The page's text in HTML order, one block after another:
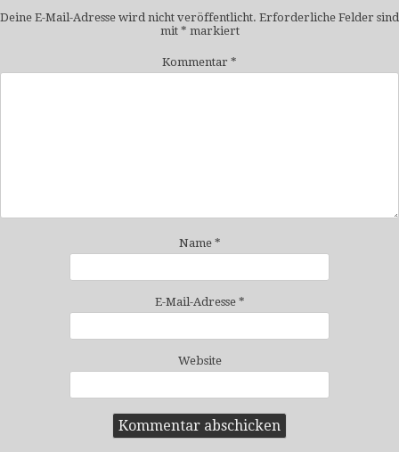
Deine E-Mail-Adresse wird nicht veröffentlicht. Erforderliche Felder sind
mit * markiert
Kommentar *
Name *
E-Mail-Adresse *
Website